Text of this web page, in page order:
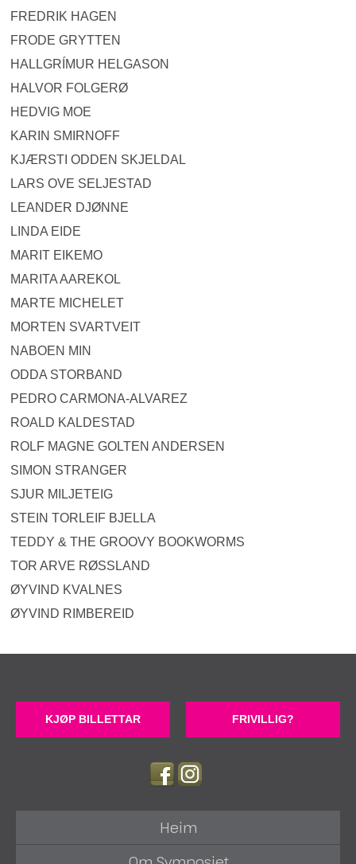
FREDRIK HAGEN
FRODE GRYTTEN
HALLGRÍMUR HELGASON
HALVOR FOLGERØ
HEDVIG MOE
KARIN SMIRNOFF
KJÆRSTI ODDEN SKJELDAL
LARS OVE SELJESTAD
LEANDER DJØNNE
LINDA EIDE
MARIT EIKEMO
MARITA AAREKOL
MARTE MICHELET
MORTEN SVARTVEIT
NABOEN MIN
ODDA STORBAND
PEDRO CARMONA-ALVAREZ
ROALD KALDESTAD
ROLF MAGNE GOLTEN ANDERSEN
SIMON STRANGER
SJUR MILJETEIG
STEIN TORLEIF BJELLA
TEDDY & THE GROOVY BOOKWORMS
TOR ARVE RØSSLAND
ØYVIND KVALNES
ØYVIND RIMBEREID
KJØP BILLETTAR FRIVILLIG?
Heim